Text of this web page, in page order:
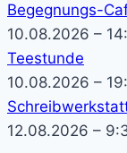
Begegnungs-
10.08.2026 –
Teestunde
10.08.2026 –
12.08.2026 –